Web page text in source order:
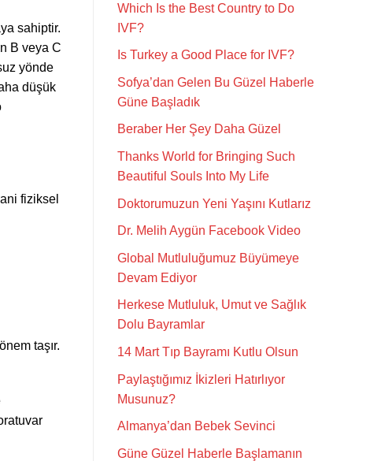
sahiptir.
B veya C
yönde
düşük
fiziksel
taşır.
Which Is the Best Country to Do
IVF?
Is Turkey a Good Place for IVF?
Sofya’dan Gelen Bu Güzel Haberle
Güne Başladık
Beraber Her Şey Daha Güzel
Thanks World for Bringing Such
Beautiful Souls Into My Life
Doktorumuzun Yeni Yaşını Kutlarız
Dr. Melih Aygün Facebook Video
Global Mutluluğumuz Büyümeye
Devam Ediyor
Herkese Mutluluk, Umut ve Sağlık
Dolu Bayramlar
14 Mart Tıp Bayramı Kutlu Olsun
Paylaştığımız İkizleri Hatırlıyor
Musunuz?
Almanya’dan Bebek Sevinci
Güne Güzel Haberle Başlamanın